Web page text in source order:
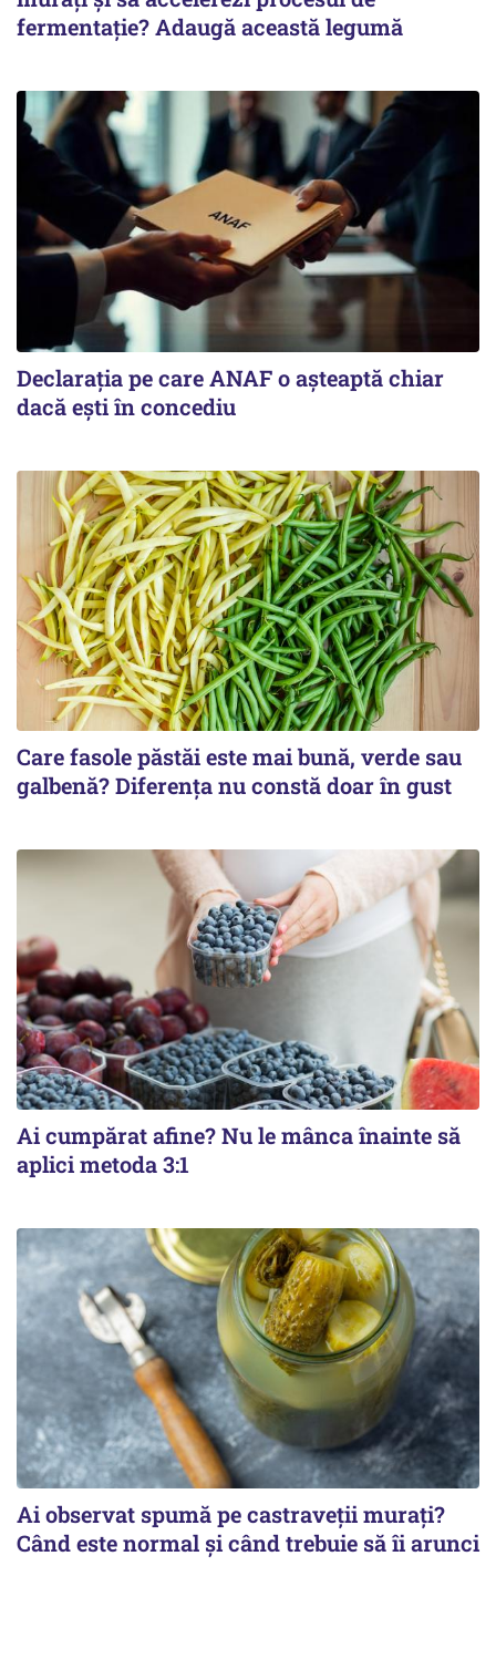
fermentație? Adaugă această legumă
Declarația pe care ANAF o așteaptă chiar
dacă ești în concediu
Care fasole păstăi este mai bună, verde sau
galbenă? Diferența nu constă doar în gust
Ai cumpărat afine? Nu le mânca înainte să
aplici metoda 3:1
Ai observat spumă pe castraveții murați?
Când este normal și când trebuie să îi arunci